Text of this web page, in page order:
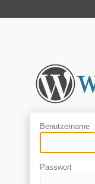
Benutzername
Passwort